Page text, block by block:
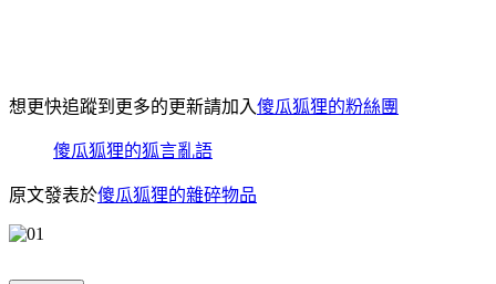
想更快追蹤到更多的更新請加入傻瓜狐狸的粉絲團
傻瓜狐狸的狐言亂語
原文發表於傻瓜狐狸的雜碎物品